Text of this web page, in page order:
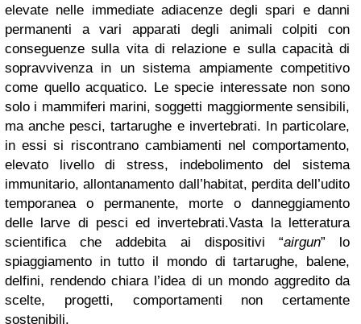
elevate nelle immediate adiacenze degli spari e danni
permanenti a vari apparati degli animali colpiti con
conseguenze sulla vita di relazione e sulla capacità di
sopravvivenza in un sistema ampiamente competitivo
come quello acquatico.
Le specie interessate non sono
solo i mammiferi marini, soggetti maggiormente sensibili,
ma anche pesci, tartarughe e invertebrati.
In particolare,
in essi si riscontrano cambiamenti nel comportamento,
elevato livello di stress, indebolimento del sistema
immunitario, allontanamento dall’habitat, perdita dell’udito
temporanea o permanente, morte o danneggiamento
delle larve di pesci ed invertebrati.Vasta la letteratura
scientifica che addebita ai dispositivi “airgun” lo
spiaggiamento in tutto il mondo di tartarughe, balene,
delfini, rendendo chiara l’idea di un mondo aggredito da
scelte, progetti, comportamenti non certamente
sostenibili.